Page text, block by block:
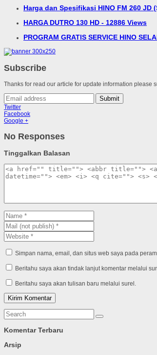
Harga dan Spesifikasi HINO FM 260 JD
HARGA DUTRO 130 HD - 12886 Views
PROGRAM GRATIS SERVICE HINO
Subscribe
Thanks for read our article for update information please
Submit
Twitter
Facebook
Google +
No Responses
Tinggalkan Balasan
Simpan nama, email, dan situs web saya pada
Beritahu saya akan tindak lanjut komentar melalui
Beritahu saya akan tulisan baru melalui surel.
Komentar Terbaru
Arsip